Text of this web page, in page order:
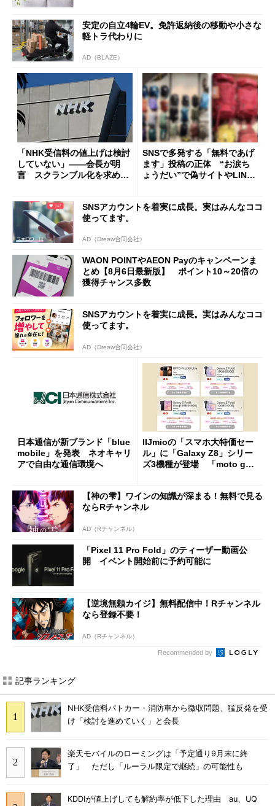
安定の自立4輪EV。免許返納後の移動や小さな
軽トラ代わりに
AD（BLAZE）
「NHK受信料の値上げは検討
していない」――会長が明
言 スクランブル化を求める
SNSで多発する「無料であげ
ます」投稿の正体 “お涙ち
ょうだい”で偽サイトやLINE
SNSアカウントを着実に成長。実はみんなココ
使ってます。
AD（Dreaw合同会社）
WAON POINTやAEON Payのキャンペーンま
とめ【8月6日最新版】 ポイント10～20倍の
獲得チャンス多数
SNSアカウントを着実に成長。実はみんなココ
使ってます。
AD（Dreaw合同会社）
日本通信が新ブランド「blue
mobile」を発表 ネオキャリ
アで自由な通信環境へ
IIJmioの「スマホ大特価セー
ル」に「Galaxy Z8」シリー
ズ3機種が登場 「moto g37
【神の雫】ワインの知識が深まる！無料で見る
ならRチャンネル
AD（Rチャンネル）
「Pixel 11 Pro Fold」のティーザー動画公
開 イベント開始前に予約可能に
【逆境無頼カイジ】無料配信中！Rチャンネル
なら登録不要！
AD（Rチャンネル）
Recommended by
記事ランキング
NHK受信料パトカー・消防車から徴収問題、猛反発を受
け「検討を進めていく」と会長
楽天モバイルのローミングは「予定通り9月末に終
了」 ただし「ルーラル限定で継続」の可能性も
KDDIが値上げしても解約率が低下した理由 au、UQ